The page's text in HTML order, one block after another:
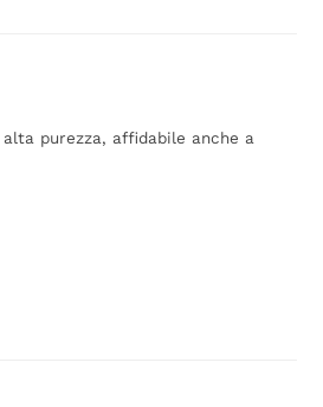
purezza, affidabile anche a